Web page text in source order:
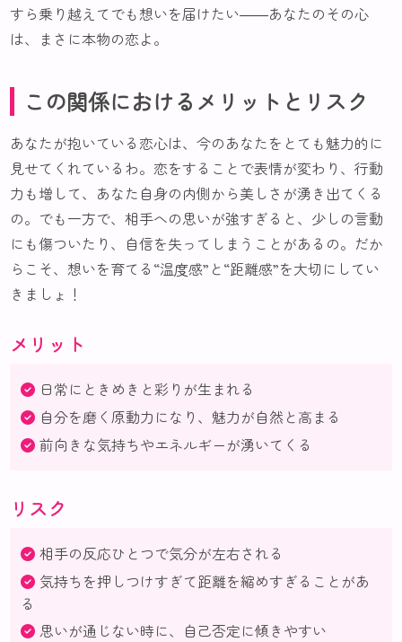
すら乗り越えてでも想いを届けたい――あなたのその心
は、まさに本物の恋よ。
この関係におけるメリットとリスク
あなたが抱いている恋心は、今のあなたをとても魅力的に
見せてくれているわ。恋をすることで表情が変わり、行動
力も増して、あなた自身の内側から美しさが湧き出てくる
の。でも一方で、相手への思いが強すぎると、少しの言動
にも傷ついたり、自信を失ってしまうことがあるの。だか
らこそ、想いを育てる“温度感”と“距離感”を大切にしてい
きましょ！
メリット
日常にときめきと彩りが生まれる
自分を磨く原動力になり、魅力が自然と高まる
前向きな気持ちやエネルギーが湧いてくる
リスク
相手の反応ひとつで気分が左右される
気持ちを押しつけすぎて距離を縮めすぎることがあ
る
思いが通じない時に、自己否定に傾きやすい